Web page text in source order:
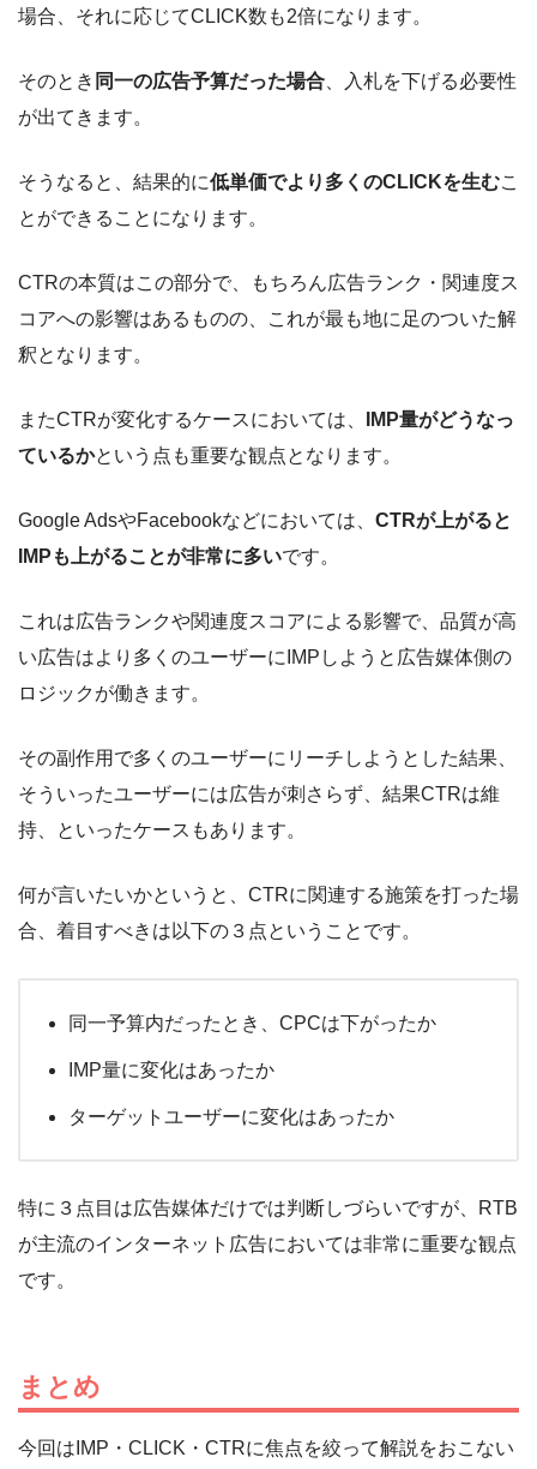
場合、それに応じてCLICK数も2倍になります。
そのとき 同一の広告予算だった場合 、入札を下げる必要性
が出てきます。
そうなると、結果的に低単価でより多くのCLICKを生むこ
とができることになります。
CTRの本質はこの部分で、もちろん広告ランク・関連度ス
コアへの影響はあるものの、これが最も地に足のついた解
釈となります。
またCTRが変化するケースにおいては、
IMP量がどうなっ
ているかという点も重要な観点となります。
Google AdsやFacebookなどにおいては、 CTRが上がると
IMPも上がることが非常に多いです。
これは広告ランクや関連度スコアによる影響で、品質が高
い広告はより多くのユーザーにIMPしようと広告媒体側の
ロジックが働きます。
その副作用で多くのユーザーにリーチしようとした結果、
そういったユーザーには広告が刺さらず、結果CTRは維
持、といったケースもあります。
何が言いたいかというと、CTRに関連する施策を打った場
合、着目すべきは以下の３点ということです。
同一予算内だったとき、CPCは下がったか
IMP量に変化はあったか
ターゲットユーザーに変化はあったか
特に３点目は広告媒体だけでは判断しづらいですが、RTB
が主流のインターネット広告においては非常に重要な観点
です。
まとめ
今回はIMP・CLICK・CTRに焦点を絞って解説をおこない